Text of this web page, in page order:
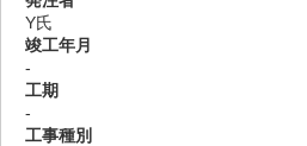
Y氏
竣工年月
-
工期
-
工事種別